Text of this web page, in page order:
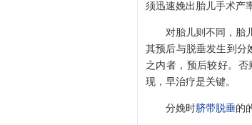
须迅速娩出胎儿手术产
对胎儿则不同，胎儿
其预后与脱垂发生到分
之内者，预后较好。否
现，早治疗是关键。
分娩时脐带脱垂的